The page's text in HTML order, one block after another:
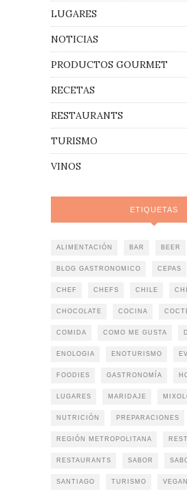
LUGARES
NOTICIAS
PRODUCTOS GOURMET
RECETAS
RESTAURANTS
TURISMO
VINOS
ETIQUETAS
ALIMENTACIÓN BAR BEER
BLOG GASTRONOMICO CEPAS
CHEF CHEFS CHILE
CHOCOLATE COCINA
COMIDA COMO ME GUSTA
ENOLOGIA ENOTURISMO
FOODIES GASTRONOMÍA
LUGARES MARIDAJE
NUTRICIÓN PREPARACIONES
REGIÓN METROPOLITANA
RESTAURANTS SABOR
SANTIAGO TURISMO